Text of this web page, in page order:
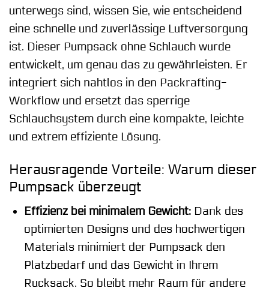
unterwegs sind, wissen Sie, wie entscheidend
eine schnelle und zuverlässige Luftversorgung
ist. Dieser Pumpsack ohne Schlauch wurde
entwickelt, um genau das zu gewährleisten. Er
integriert sich nahtlos in den Packrafting-
Workflow und ersetzt das sperrige
Schlauchsystem durch eine kompakte, leichte
und extrem effiziente Lösung.
Herausragende Vorteile: Warum dieser
Pumpsack überzeugt
Effizienz bei minimalem Gewicht:Dank des
optimierten Designs und des hochwertigen
Materials minimiert der Pumpsack den
Platzbedarf und das Gewicht in Ihrem
Rucksack. So bleibt mehr Raum für andere